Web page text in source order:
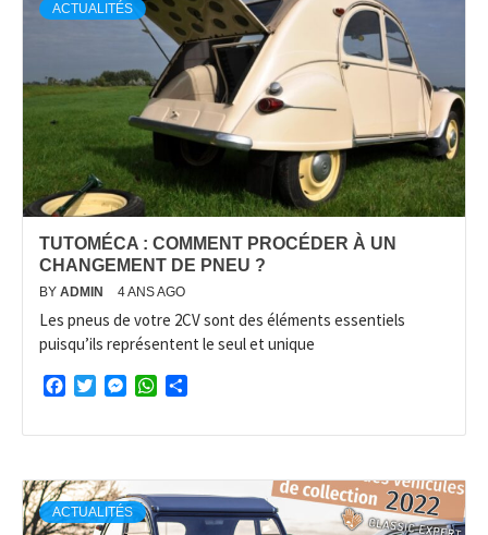
ACTUALITÉS
TUTOMÉCA : COMMENT PROCÉDER À UN
CHANGEMENT DE PNEU ?
BY ADMIN 4 ANS AGO
Les pneus de votre 2CV sont des éléments essentiels
puisqu’ils représentent le seul et unique
FacebookTwitterMessengerWhatsApp
ACTUALITÉS